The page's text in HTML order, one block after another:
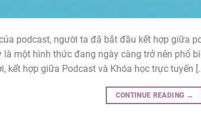
podcast, người ta đã bắt đầu kết hợp giữa
là một hình thức đang ngày càng trở nên phổ
kết hợp giữa Podcast và Khóa học trực tuyến
CONTINUE READING →